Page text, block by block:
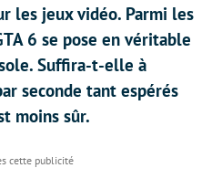
les jeux vidéo. Parmi les
6 se pose en véritable
Suffira-t-elle à
seconde tant espérés
moins sûr.